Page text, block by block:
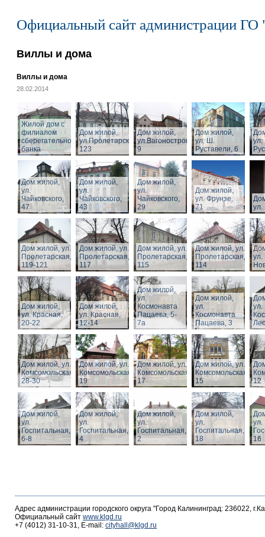
Официальный сайт администрации ГО
Виллы и дома
Виллы и дома
28.02.2014
Жилой дом с
филиалом
сберегательного
банка
Дом жилой,
ул.Пролетарская,
123
Дом жилой,
ул.Вагоностроительная,
9
Дом жилой,
ул. Ш.
Руставели, 6
Дом жилой,
ул.
Чайковского,
47
Дом жилой,
ул.
Чайковского,
43
Дом жилой,
ул.
Чайковского,
29
Дом жилой,
ул. Фрунзе,
71
ул.
Дом жилой, ул.
Пролетарская,
119-121
Дом жилой, ул.
Пролетарская,
117
Дом жилой, ул.
Пролетарская,
115
Дом жилой, ул.
Пролетарская,
114
Дом жилой,
ул. Красная,
20-22
Дом жилой,
ул. Красная,
12-14
Дом жилой,
ул.
Космонавта
Пацаева, 5-
7а
Дом жилой,
ул.
Космонавта
Пацаева, 3
ул.
Дом жилой, ул.
Комсомольская,
28-30
Дом жилой, ул.
Комсомольская,
19
Дом жилой, ул.
Комсомольская,
17
Дом жилой, ул.
Комсомольская,
15
12
Дом жилой,
ул.
Госпитальная,
6-8
Дом жилой,
ул.
Госпитальная,
4
Дом жилой,
ул.
Госпитальная,
2
Дом жилой,
ул.
Госпитальная,
18
ул.
16
Адрес администрации городского округа "Город Калининград: 236022,
Официальный сайт www.klgd.ru
+7 (4012) 31-10-31, E-mail: cityhall@klgd.ru